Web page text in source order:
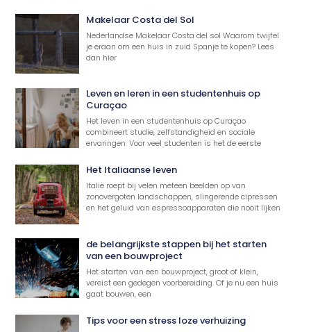
Makelaar Costa del Sol
Nederlandse Makelaar Costa del sol Waarom twijfel
je eraan om een huis in zuid Spanje te kopen? Lees
dan hier
Leven en leren in een studentenhuis op
Curaçao
Het leven in een studentenhuis op Curaçao
combineert studie, zelfstandigheid en sociale
ervaringen. Voor veel studenten is het de eerste
Het Italiaanse leven
Italië roept bij velen meteen beelden op van
zonovergoten landschappen, slingerende cipressen
en het geluid van espressoapparaten die nooit lijken
de belangrijkste stappen bij het starten
van een bouwproject
Het starten van een bouwproject, groot of klein,
vereist een gedegen voorbereiding. Of je nu een huis
gaat bouwen, een
Tips voor een stress loze verhuizing